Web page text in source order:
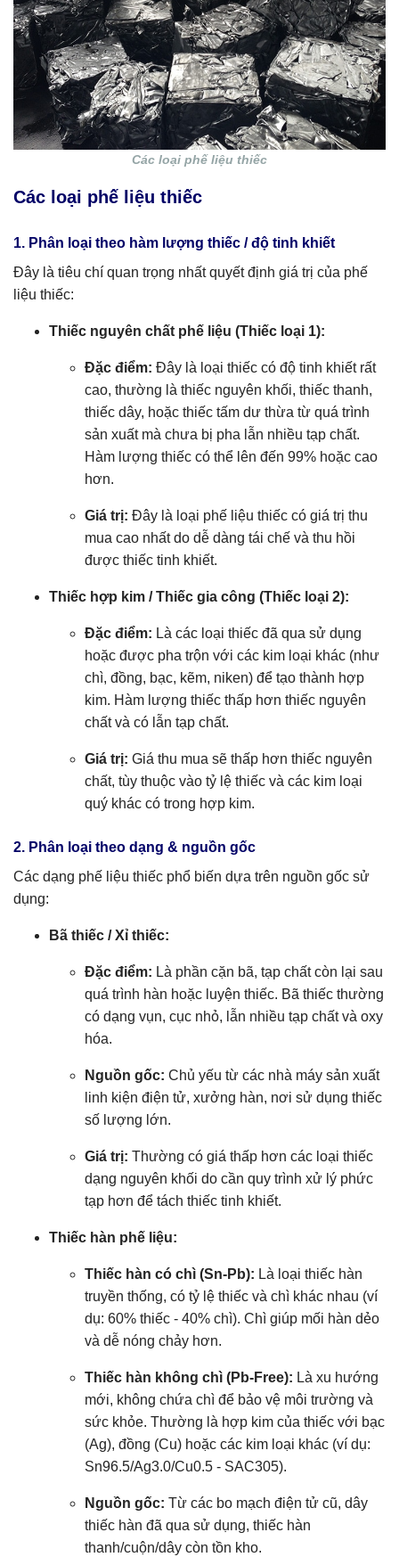
Các loại phế liệu thiếc
Các loại phế liệu thiếc
1. Phân loại theo hàm lượng thiếc / độ tinh khiết
Đây là tiêu chí quan trọng nhất quyết định giá trị của phế
liệu thiếc:
Thiếc nguyên chất phế liệu (Thiếc loại 1):
Đặc điểm: Đây là loại thiếc có độ tinh khiết rất
cao, thường là thiếc nguyên khối, thiếc thanh,
thiếc dây, hoặc thiếc tấm dư thừa từ quá trình
sản xuất mà chưa bị pha lẫn nhiều tạp chất.
Hàm lượng thiếc có thể lên đến 99% hoặc cao
hơn.
Giá trị: Đây là loại phế liệu thiếc có giá trị thu
mua cao nhất do dễ dàng tái chế và thu hồi
được thiếc tinh khiết.
Thiếc hợp kim / Thiếc gia công (Thiếc loại 2):
Đặc điểm: Là các loại thiếc đã qua sử dụng
hoặc được pha trộn với các kim loại khác (như
chì, đồng, bạc, kẽm, niken) để tạo thành hợp
kim. Hàm lượng thiếc thấp hơn thiếc nguyên
chất và có lẫn tạp chất.
Giá trị: Giá thu mua sẽ thấp hơn thiếc nguyên
chất, tùy thuộc vào tỷ lệ thiếc và các kim loại
quý khác có trong hợp kim.
2. Phân loại theo dạng & nguồn gốc
Các dạng phế liệu thiếc phổ biến dựa trên nguồn gốc sử
dụng:
Bã thiếc / Xỉ thiếc:
Đặc điểm: Là phần cặn bã, tạp chất còn lại sau
quá trình hàn hoặc luyện thiếc. Bã thiếc thường
có dạng vụn, cục nhỏ, lẫn nhiều tạp chất và oxy
hóa.
Nguồn gốc: Chủ yếu từ các nhà máy sản xuất
linh kiện điện tử, xưởng hàn, nơi sử dụng thiếc
số lượng lớn.
Giá trị: Thường có giá thấp hơn các loại thiếc
dạng nguyên khối do cần quy trình xử lý phức
tạp hơn để tách thiếc tinh khiết.
Thiếc hàn phế liệu:
Thiếc hàn có chì (Sn-Pb): Là loại thiếc hàn
truyền thống, có tỷ lệ thiếc và chì khác nhau (ví
dụ: 60% thiếc - 40% chì). Chì giúp mối hàn dẻo
và dễ nóng chảy hơn.
Thiếc hàn không chì (Pb-Free): Là xu hướng
mới, không chứa chì để bảo vệ môi trường và
sức khỏe. Thường là hợp kim của thiếc với bạc
(Ag), đồng (Cu) hoặc các kim loại khác (ví dụ:
Sn96.5/Ag3.0/Cu0.5 - SAC305).
Nguồn gốc: Từ các bo mạch điện tử cũ, dây
thiếc hàn đã qua sử dụng, thiếc hàn
thanh/cuộn/dây còn tồn kho.